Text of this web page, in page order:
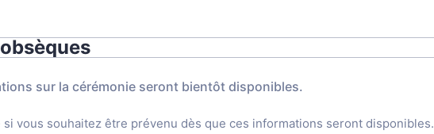
sur la cérémonie seront bientôt disponibles.
vous souhaitez être prévenu dès que ces informations seront disponibles.